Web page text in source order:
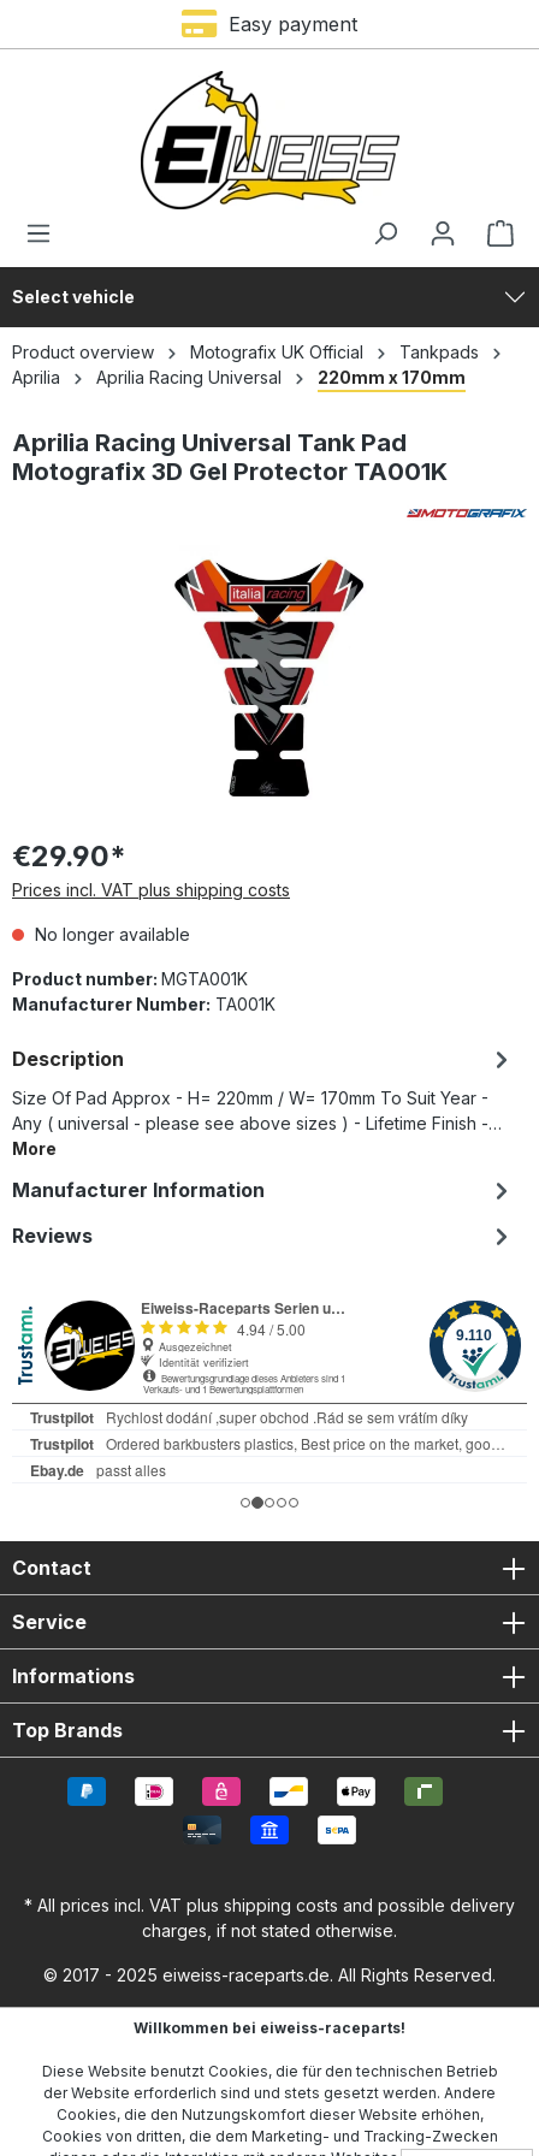
Easy payment
Select vehicle
Product overview Motografix UK Official
Tankpads
Aprilia
Aprilia Racing Universal 220mm x 170mm
Aprilia Racing Universal Tank Pad
Motografix 3D Gel Protector TA001K
€29.90*
Prices incl. VAT plus shipping costs
No longer available
Product number: MGTA001K
Manufacturer Number: TA001K
Description
Size Of Pad Approx - H= 220mm / W= 170mm To Suit Year -
Any ( universal - please see above sizes ) - Lifetime Finish -…
More
Manufacturer Information
Reviews
Contact
Service
Informations
Top Brands
* All prices incl. VAT plus shipping costs and possible delivery
charges, if not stated otherwise.
© 2017 - 2025 eiweiss-raceparts.de. All Rights Reserved.
Willkommen bei eiweiss-raceparts!
Diese Website benutzt Cookies, die für den technischen Betrieb
der Website erforderlich sind und stets gesetzt werden. Andere
Cookies, die den Nutzungskomfort dieser Website erhöhen,
Cookies von dritten, die dem Marketing- und Tracking-Zwecken